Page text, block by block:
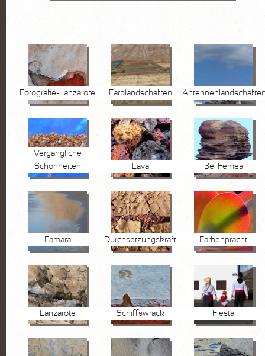
Stein
Lanzarote
KURSE
AKTUELLES
Kurse
Marktplatz
VITA
KONTAKT
Fotografie-Lanzarote Farblandschaften
Vergängliche
Schönheiten
Lava Bei Femes
Famara Durchsetzungskraft Farbenpracht
Lanzarote Schiffswrack Fiesta